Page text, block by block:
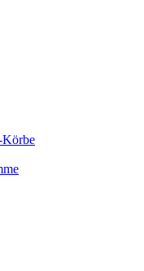
Körbe